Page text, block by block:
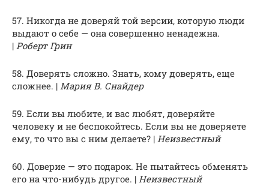
57. Никогда не доверяй той версии, которую люди
выдают о себе — она совершенно ненадежна.
| Роберт Грин
58. Доверять сложно. Знать, кому доверять, еще
сложнее. | Мария В. Снайдер
59. Если вы любите, и вас любят, доверяйте
человеку и не беспокойтесь. Если вы не доверяете
ему, то что вы с ним делаете? | Неизвестный
60. Доверие — это подарок. Не пытайтесь обменять
его на что-нибудь другое. | Неизвестный